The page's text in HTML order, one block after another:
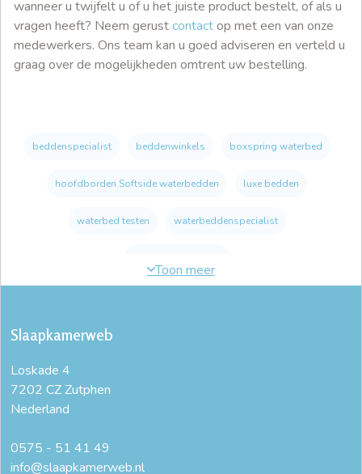
wanneer u twijfelt u of u het juiste product bestelt, of als u
vragen heeft? Neem gerustcontactop met een van onze
medewerkers. Ons team kan u goed adviseren en verteld u
graag over de mogelijkheden omtrent uw bestelling.
beddenspecialist beddenwinkels boxspring waterbed
hoofdborden Softside waterbedden luxe bedden
waterbed testen waterbeddenspecialist
Slaapkamerweb
Loskade 4
7202 CZ Zutphen
Nederland
0575 - 51 41 49
info@slaapkamerweb.nl